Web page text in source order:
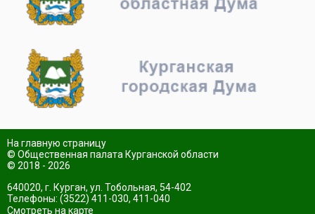
На главную страницу
© Общественная палата Курганской области
© 2018 - 2026
640020, г. Курган, ул. Тобольная, 54-402
Телефоны: (3522) 411-030, 411-040
Смотреть на карте